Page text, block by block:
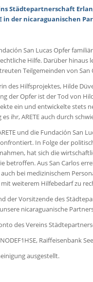
Städtepartnerschaft
in der nicaraguanischen
San Lucas Opfer
Hilfe. Darüber
Teilgemeinden von San
des Hilfsprojektes, Hilde
der Opfer ist der Tod von
ein und entwickelte stets
ihr, ARETE auch durch
und die Fundación San
In Folge der
hat sich die
betroffen. Aus San Carlos
bei medizinischem
weiterem Hilfebedarf zu
der Vorsitzende des
nicaraguanische
des Vereins
Raiffeisenbank
ausgestellt.